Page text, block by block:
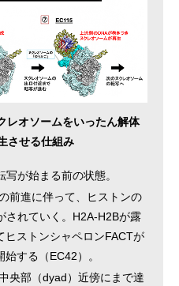
レオソームをいったん解体
させる仕組み
が始まる前の状態。
前進に伴って、ヒストンの
されていく。H2A-H2Bが露
ヒストンシャペロンFACTが
する（EC42）。
央部（dyad）近傍にまで達